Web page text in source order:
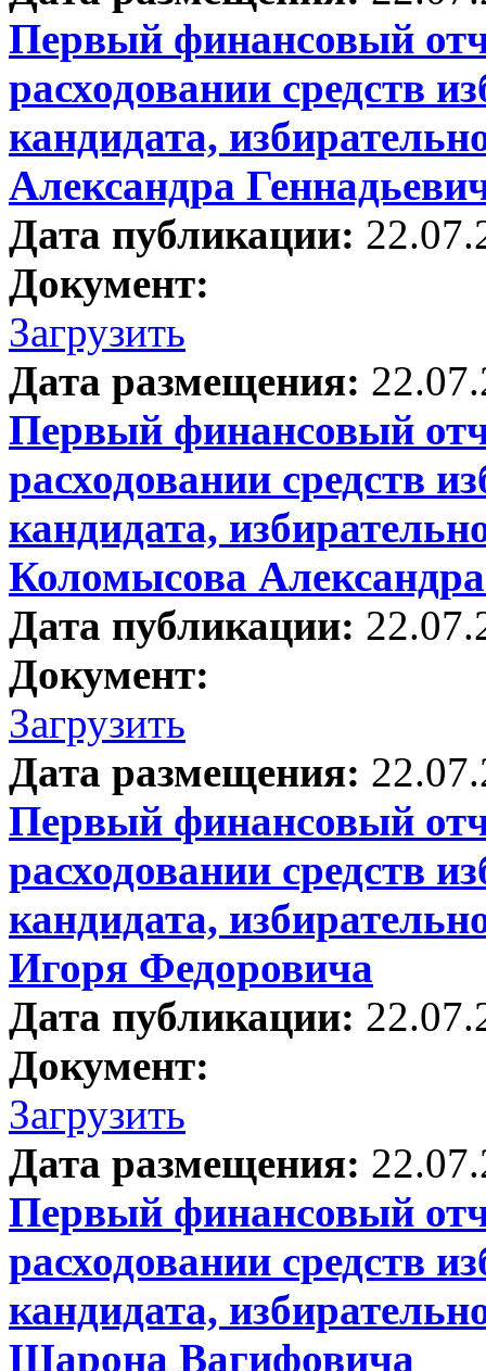
Первый финансовый
расходовании средств
кандидата,
Александра
Дата публикации:
Документ:
Загрузить
Дата размещения:
Первый финансовый
расходовании средств
кандидата,
Коломысова
Дата публикации:
Документ:
Загрузить
Дата размещения:
Первый финансовый
расходовании средств
кандидата,
Игоря Федоровича
Дата публикации:
Документ:
Загрузить
Дата размещения:
Первый финансовый
расходовании средств
кандидата,
Шарона Вагифовича